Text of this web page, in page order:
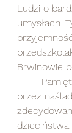
Ludzi o
umysłach.
Brwinowie
przez
dzieciństwa